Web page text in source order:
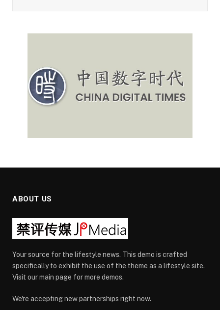
ABOUT US
Your source for the lifestyle news. This demo is crafted
specifically to exhibit the use of the theme as a lifestyle site.
Visit our main page for more demos.
We're accepting new partnerships right now.